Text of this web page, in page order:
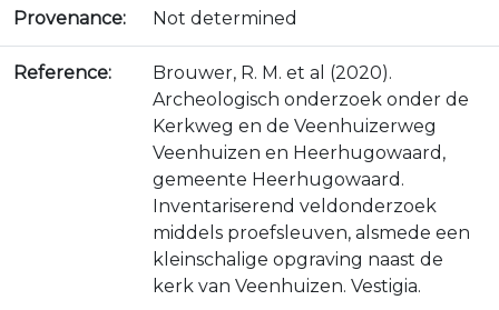
Provenance: Not determined
Reference:
Brouwer, R. M. et al (2020).
Archeologisch onderzoek onder de
Kerkweg en de Veenhuizerweg
Veenhuizen en Heerhugowaard,
gemeente Heerhugowaard.
Inventariserend veldonderzoek
middels proefsleuven, alsmede een
kleinschalige opgraving naast de
kerk van Veenhuizen. Vestigia.